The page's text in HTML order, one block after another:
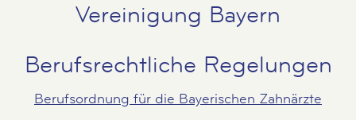
Vereinigung Bayern
Berufsrechtliche Regelungen
Berufsordnung für die Bayerischen Zahnärzte